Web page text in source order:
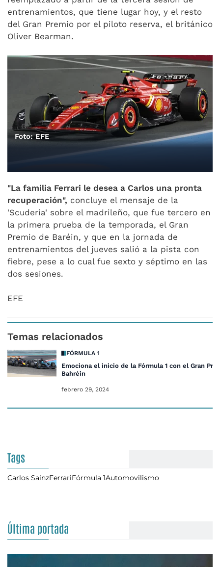
entrenamientos, que tiene lugar hoy, y el resto
del Gran Premio por el piloto reserva, el británico
Oliver Bearman.
Foto: EFE
"La familia Ferrari le desea a Carlos una pronta
recuperación", concluye el mensaje de la
'Scuderia' sobre el madrileño, que fue tercero en
la primera prueba de la temporada, el Gran
Premio de Baréin, y que en la jornada de
entrenamientos del jueves salió a la pista con
fiebre, pese a lo cual fue sexto y séptimo en las
dos sesiones.
EFE
Temas relacionados
FÓRMULA 1
Emociona el inicio de la Fórmula 1 con el Gran
Bahréin
febrero 29, 2024
Tags
Carlos SainzFerrariFórmula 1Automovilismo
Última portada